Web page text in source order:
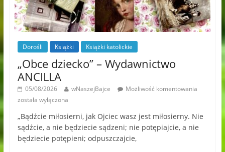
Dorośli Książki Książki katolickie
„Obce dziecko” – Wydawnictwo
ANCILLA
05/08/2026 wNaszejBajce
Możliwość komentowania
została wyłączona
„Bądźcie miłosierni, jak Ojciec wasz jest miłosierny. Nie
sądźcie, a nie będziecie sądzeni; nie potępiajcie, a nie
będziecie potępieni; odpuszczajcie,